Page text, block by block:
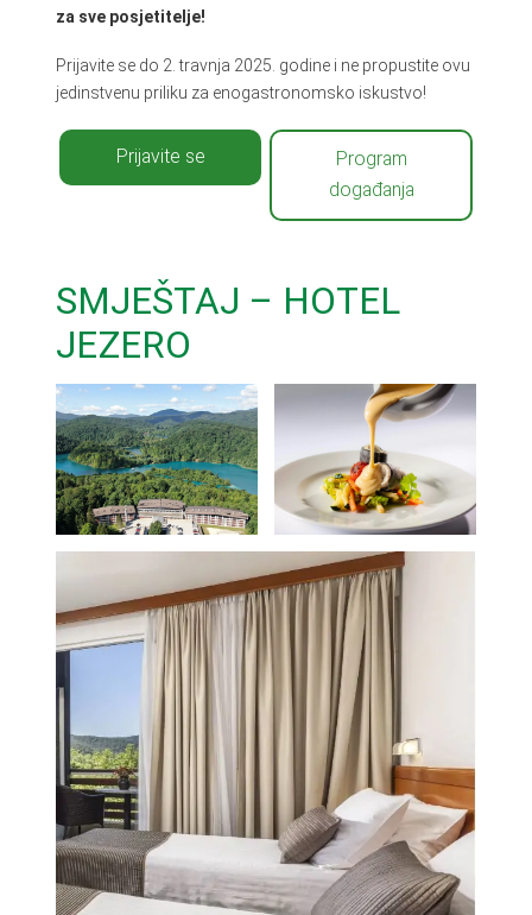
za sve posjetitelje!
Prijavite se do 2. travnja 2025. godine i ne propustite ovu
jedinstvenu priliku za enogastronomsko iskustvo!
Prijavite se
Program
događanja
SMJEŠTAJ – HOTEL
JEZERO